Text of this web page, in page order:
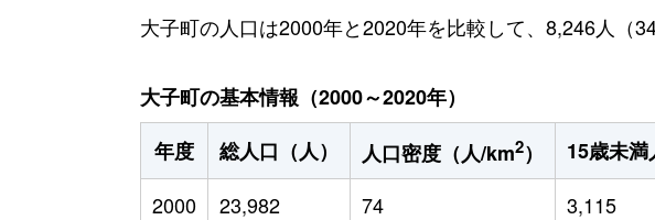
大子町の人口は2000年と2020年を比較して、8,246人（
大子町の基本情報（2000～2020年）
年度
総人口（人） 人口密度（人/km2） 15歳未満
2000
23,982 74 3,115